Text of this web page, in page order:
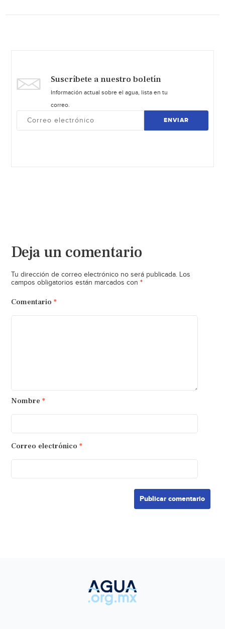
Suscríbete a nuestro boletín
Información actual sobre el agua, lista en tu
correo.
ENVIAR
Deja un comentario
Tu dirección de correo electrónico no será publicada. Los
campos obligatorios están marcados con *
Comentario *
Nombre *
Correo electrónico *